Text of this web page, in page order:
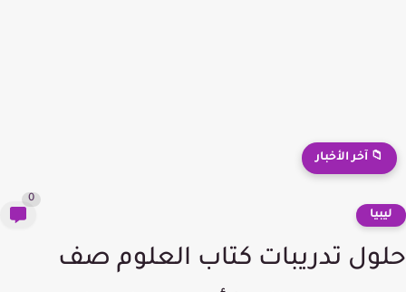
📁 آخر الأخبار
تدريبات كتاب العلوم صف